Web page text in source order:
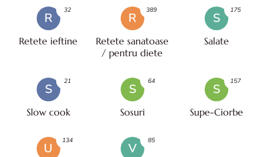
R
Retete ieftine
32
R
Retete sanatoase
/ pentru diete
389
S
Salate
175
S
Slow cook
21
S
Sosuri
64
S
Supe-Ciorbe
157
U
134
V
85